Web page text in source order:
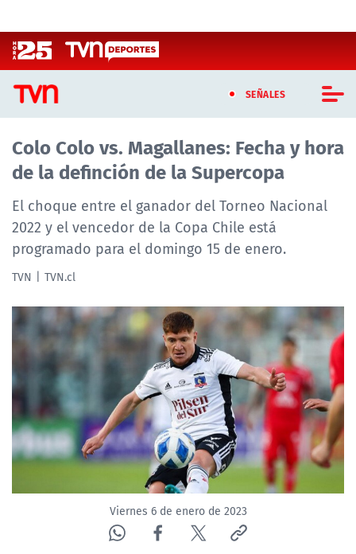
SEÑALES
CASTING MASTERCHEF CHILE
CASTING TVN VERTICAL
TVN VERTICAL
TVN PLAY
TELESERIES
ACTUALIDAD Y TENDENCIAS
CORPORATIVO Y TRANSPARENCIA
CANAL DE DENUNCIAS
ÁREA DE PROYECTOS
Colo Colo vs. Magallanes: Fecha y hora
de la definción de la Supercopa
El choque entre el ganador del Torneo Nacional
2022 y el vencedor de la Copa Chile está
programado para el domingo 15 de enero.
TVN TVN.cl
Viernes 6 de enero de 2023